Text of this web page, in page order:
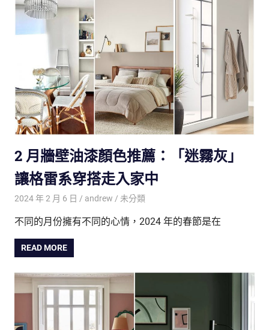
2 月牆壁油漆顏色推薦：「迷霧灰」
讓格雷系穿搭走入家中
2024 年 2 月 6 日 andrew 未分類
不同的月份擁有不同的心情，2024 年的春節是在
READ MORE